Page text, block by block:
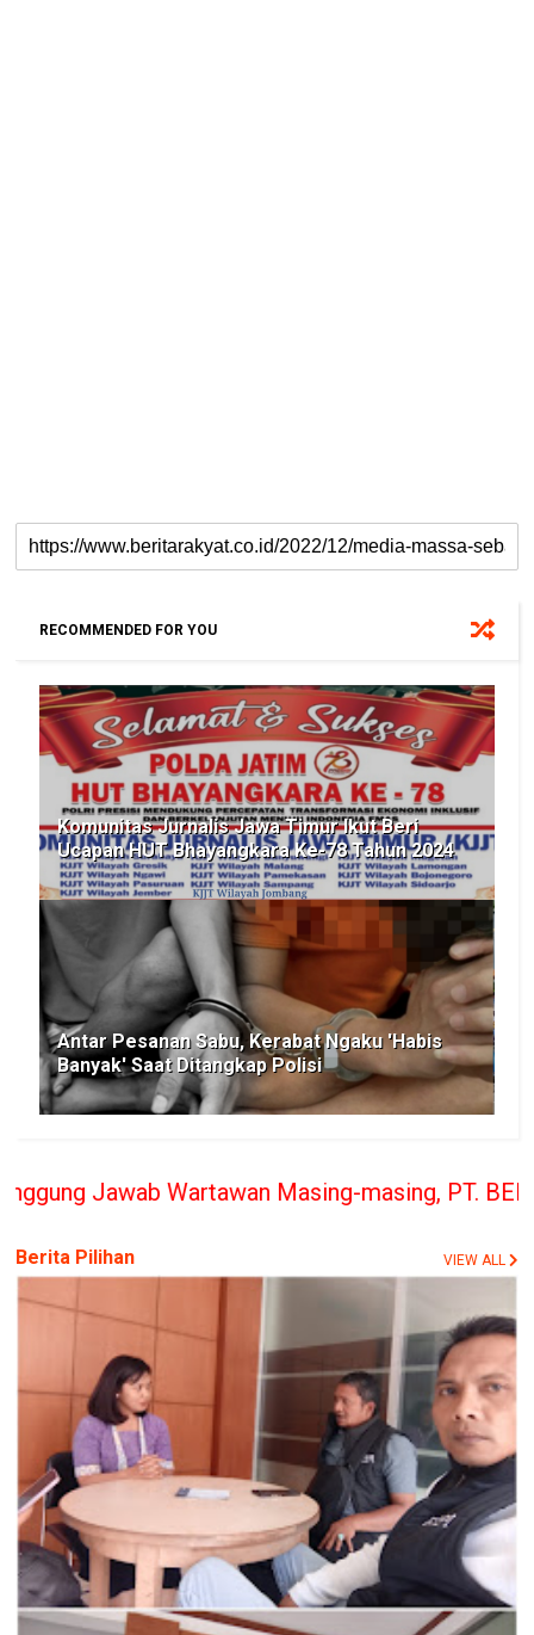
RECOMMENDED FOR YOU
Komunitas Jurnalis Jawa Timur Ikut Beri
Ucapan HUT Bhayangkara Ke-78 Tahun 2024
Antar Pesanan Sabu, Kerabat Ngaku 'Habis
Banyak' Saat Ditangkap Polisi
Wartawan Masing-masing, PT. BERITA
Berita Pilihan VIEW ALL